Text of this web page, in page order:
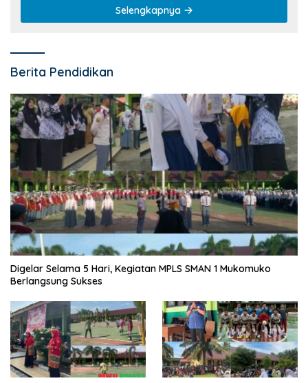
Selengkapnya
Berita Pendidikan
Digelar Selama 5 Hari, Kegiatan MPLS SMAN 1 Mukomuko
Berlangsung Sukses